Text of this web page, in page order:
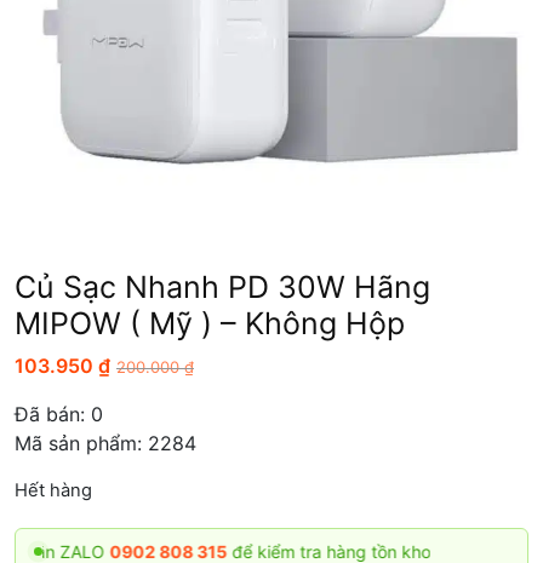
Củ Sạc Nhanh PD 30W Hãng
MIPOW ( Mỹ ) – Không Hộp
103.950 ₫ 200.000₫
Đã bán: 0
Mã sản phẩm: 2284
Hết hàng
0902 808 315để kiểm tra hàng tồn kho